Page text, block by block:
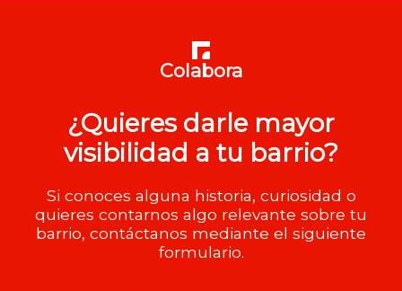
Colabora
¿Quieres darle mayor
visibilidad a tu barrio?
Si conoces alguna historia, curiosidad o
quieres contarnos algo relevante sobre tu
barrio, contáctanos mediante el siguiente
formulario.